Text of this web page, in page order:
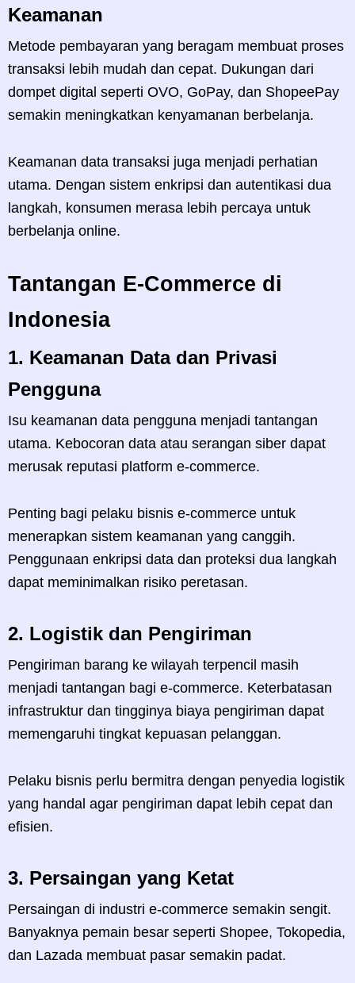
Keamanan
Metode pembayaran yang beragam membuat proses
transaksi lebih mudah dan cepat. Dukungan dari
dompet digital seperti OVO, GoPay, dan ShopeePay
semakin meningkatkan kenyamanan berbelanja.
Keamanan data transaksi juga menjadi perhatian
utama. Dengan sistem enkripsi dan autentikasi dua
langkah, konsumen merasa lebih percaya untuk
berbelanja online.
Tantangan E-Commerce di
Indonesia
1. Keamanan Data dan Privasi
Pengguna
Isu keamanan data pengguna menjadi tantangan
utama. Kebocoran data atau serangan siber dapat
merusak reputasi platform e-commerce.
Penting bagi pelaku bisnis e-commerce untuk
menerapkan sistem keamanan yang canggih.
Penggunaan enkripsi data dan proteksi dua langkah
dapat meminimalkan risiko peretasan.
2. Logistik dan Pengiriman
Pengiriman barang ke wilayah terpencil masih
menjadi tantangan bagi e-commerce. Keterbatasan
infrastruktur dan tingginya biaya pengiriman dapat
memengaruhi tingkat kepuasan pelanggan.
Pelaku bisnis perlu bermitra dengan penyedia logistik
yang handal agar pengiriman dapat lebih cepat dan
efisien.
3. Persaingan yang Ketat
Persaingan di industri e-commerce semakin sengit.
Banyaknya pemain besar seperti Shopee, Tokopedia,
dan Lazada membuat pasar semakin padat.